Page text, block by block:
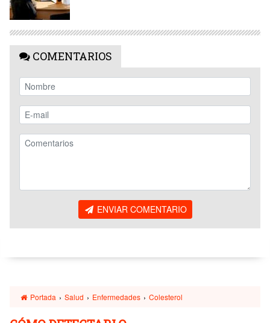
COMENTARIOS
ENVIAR COMENTARIO
Portada › Salud › Enfermedades › Colesterol